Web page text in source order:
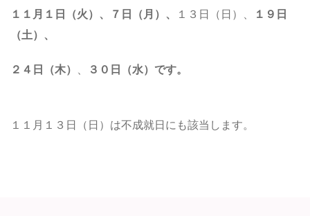
１１月１日（火）、７日（月） 、 １３日（日）、
１９日
（土） 、
２４日（木） ３０日（水） です。
１１月１３日（日）は不成就日にも該当します。